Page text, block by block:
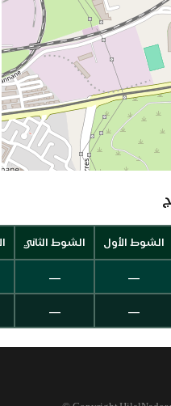
الشوط الأول الشوط الثاني
—
—
—
—